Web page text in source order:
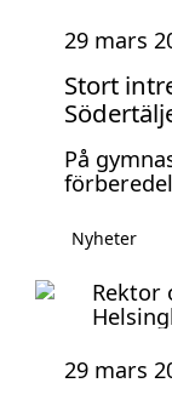
29 mars
Stort
På
Nyheter
29 mars